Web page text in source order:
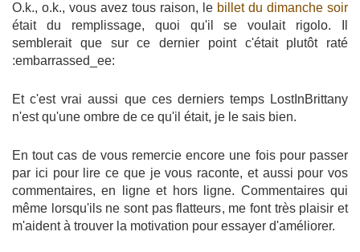
O.k., o.k., vous avez tous raison, le billet du dimanche soir
était du remplissage, quoi qu'il se voulait rigolo. Il
semblerait que sur ce dernier point c'était plutôt raté
:embarrassed_ee:
Et c'est vrai aussi que ces derniers temps LostInBrittany
n'est qu'une ombre de ce qu'il était, je le sais bien.
En tout cas de vous remercie encore une fois pour passer
par ici pour lire ce que je vous raconte, et aussi pour vos
commentaires, en ligne et hors ligne. Commentaires qui
même lorsqu'ils ne sont pas flatteurs, me font très plaisir et
m'aident à trouver la motivation pour essayer d'améliorer.